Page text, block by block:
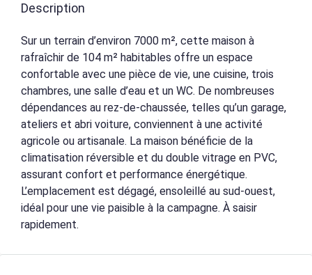
Description
Sur un terrain d’environ 7000 m², cette maison à
rafraîchir de 104 m² habitables offre un espace
confortable avec une pièce de vie, une cuisine, trois
chambres, une salle d’eau et un WC. De nombreuses
dépendances au rez-de-chaussée, telles qu’un garage,
ateliers et abri voiture, conviennent à une activité
agricole ou artisanale. La maison bénéficie de la
climatisation réversible et du double vitrage en PVC,
assurant confort et performance énergétique.
L’emplacement est dégagé, ensoleillé au sud-ouest,
idéal pour une vie paisible à la campagne. À saisir
rapidement.